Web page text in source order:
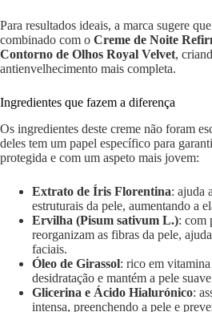
Para resultados ideais, a marca sugere
combinado com o Creme de Noite
Contorno de Olhos Royal Velvet,
antienvelhecimento mais completa.
Ingredientes que fazem a diferença
Os ingredientes deste creme não foram
deles tem um papel específico para
protegida e com um aspeto mais jovem:
Extrato de Íris Florentina: ajuda
estruturais da pele, aumentando a
Ervilha (Pisum sativum L.): com
reorganizam as fibras da pele,
faciais.
Óleo de Girassol: rico em
desidratação e mantém a pele
Glicerina e Ácido Hialurónico:
intensa, preenchendo a pele e